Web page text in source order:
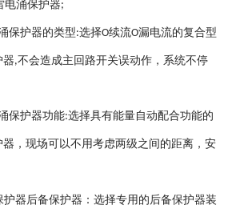
电涌保护器;
保护器的类型:选择O续流O漏电流的复合型
器,不会造成主回路开关误动作，系统不停
保护器功能:选择具有能量自动配合功能的
，现场可以不用考虑两级之间的距离，安
护器后备保护器：选择专用的后备保护器装